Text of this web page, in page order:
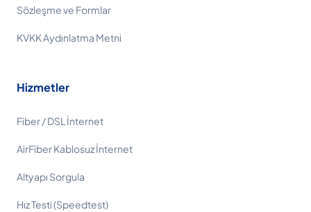
Sözleşme ve Formlar
KVKK Aydınlatma Metni
Hizmetler
Fiber / DSL İnternet
AirFiber Kablosuz İnternet
Altyapı Sorgula
Hız Testi (Speedtest)